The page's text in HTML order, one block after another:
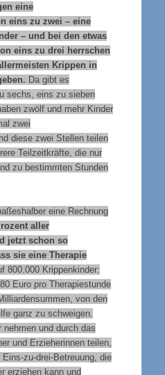
eine
eins zu zwei – eine
– und bei den etwas
eins zu drei herrschen
Krippen in
Da gibt es
sechs, eins zu sieben
zwölf und mehr Kinder
zwei
diese zwei Stellen teilen
Teilzeitkräfte, die nur
zu bestimmten Stunden
eine Rechnung
aller
jetzt schon so
sie eine Therapie
800.000 Krippenkinder:
Euro pro Therapiestunde
von den
ganz zu schweigen.
nehmen und durch das
und Erzieherinnen teilen,
zu-drei-Betreuung, die
erziehen kann und